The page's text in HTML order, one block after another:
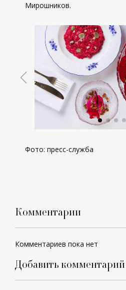
Мирошников.
Фото: пресс-служба
Комментарии
Комментариев пока нет
Добавить комментарий